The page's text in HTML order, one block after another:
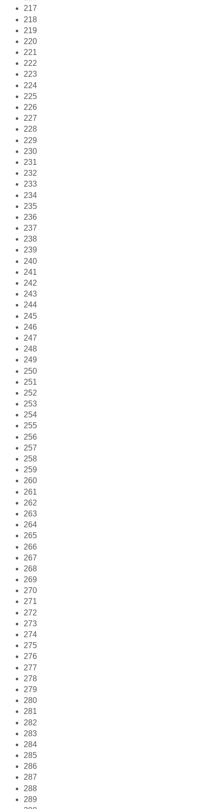
217
218
219
220
221
222
223
224
225
226
227
228
229
230
231
232
233
234
235
236
237
238
239
240
241
242
243
244
245
246
247
248
249
250
251
252
253
254
255
256
257
258
259
260
261
262
263
264
265
266
267
268
269
270
271
272
273
274
275
276
277
278
279
280
281
282
283
284
285
286
287
288
289